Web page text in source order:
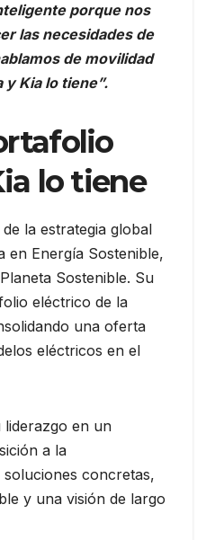
porque nos
las necesidades de
de movilidad
y Kia lo tiene”.
lo tiene
la estrategia global
en Energía Sostenible,
Sostenible. Su
eléctrico de la
una oferta
eléctricos en el
liderazgo en un
a la
concretas,
y una visión de largo